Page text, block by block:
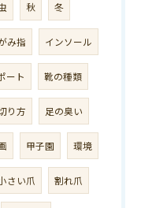
秋 冬
み指 インソール
ート 靴の種類
り方 足の臭い
甲子園 環境
さい爪 割れ爪